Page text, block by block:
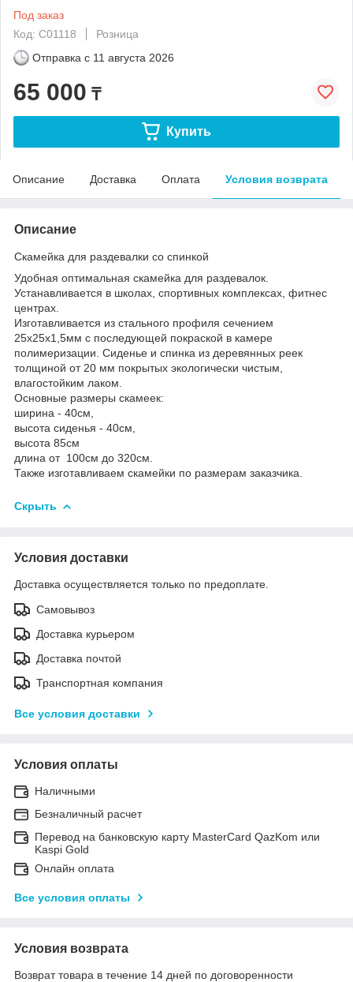
Под заказ
Код: С01118
Розница
Отправка с 11 августа 2026
65 000 ₸
Купить
Описание Доставка Оплата Условия возврата
Описание
Скамейка для раздевалки со спинкой
Удобная оптимальная скамейка для раздевалок.
Устанавливается в школах, спортивных комплексах, фитнес
центрах.
Изготавливается из стального профиля сечением
25х25х1,5мм с последующей покраской в камере
полимеризации. Сиденье и спинка из деревянных реек
толщиной от 20 мм покрытых экологически чистым,
влагостойким лаком.
Основные размеры скамеек:
ширина - 40см,
высота сиденья - 40см,
высота 85см
длина от 100см до 320см.
Также изготавливаем скамейки по размерам заказчика.
Скрыть
Условия доставки
Доставка осуществляется только по предоплате.
Самовывоз
Доставка курьером
Доставка почтой
Транспортная компания
Все условия доставки
Условия оплаты
Наличными
Безналичный расчет
Перевод на банковскую карту MasterCard QazKom или
Kaspi Gold
Онлайн оплата
Все условия оплаты
Условия возврата
Возврат товара в течение 14 дней по договоренности